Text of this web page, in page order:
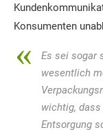
Konsumenten
Es sei sogar
wesentlich
wichtig,
Entsorgung